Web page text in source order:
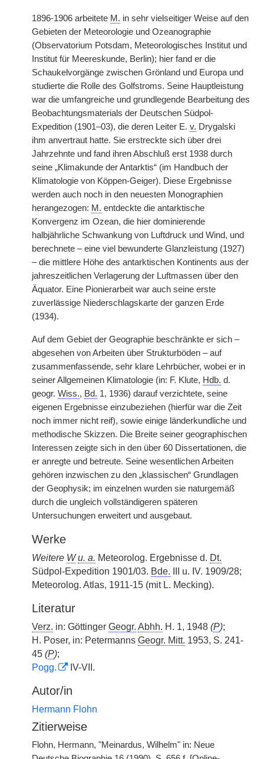
1896-1906 arbeitete M. in sehr vielseitiger Weise auf den
Gebieten der Meteorologie und Ozeanographie
(Observatorium Potsdam, Meteorologisches Institut und
Institut für Meereskunde, Berlin); hier fand er die
Schaukelvorgänge zwischen Grönland und Europa und
studierte die Rolle des Golfstroms. Seine Hauptleistung
war die umfangreiche und grundlegende Bearbeitung des
Beobachtungsmaterials der Deutschen Südpol-
Expedition (1901–03), die deren Leiter E. v. Drygalski
ihm anvertraut hatte. Sie erstreckte sich über drei
Jahrzehnte und fand ihren Abschluß erst 1938 durch
seine „Klimakunde der Antarktis“ (im Handbuch der
Klimatologie von Köppen-Geiger). Diese Ergebnisse
werden auch noch in den neuesten Monographien
herangezogen: M. entdeckte die antarktische
Konvergenz im Ozean, die hier dominierende
halbjährliche Schwankung von Luftdruck und Wind, und
berechnete – eine viel bewunderte Glanzleistung (1927)
– die mittlere Höhe des antarktischen Kontinents aus der
jahreszeitlichen Verlagerung der Luftmassen über den
Äquator. Eine Pionierarbeit war auch seine erste
zuverlässige Niederschlagskarte der ganzen Erde
(1934).
Auf dem Gebiet der Geographie beschränkte er sich –
abgesehen von Arbeiten über Strukturböden – auf
zusammenfassende, sehr klare Lehrbücher, wobei er in
seiner Allgemeinen Klimatologie (in: F. Klute, Hdb. d.
geogr. Wiss., Bd. 1, 1936) darauf verzichtete, seine
eigenen Ergebnisse einzubeziehen (hierfür war die Zeit
noch immer nicht reif), sowie einige länderkundliche und
methodische Skizzen. Die Breite seiner geographischen
Interessen zeigte sich in den über 60 Dissertationen, die
er anregte und betreute. Seine wesentlichen Arbeiten
gehören inzwischen zu den „klassischen“ Grundlagen
der Geophysik; im einzelnen wurden sie naturgemäß
durch die ungleich vollständigeren späteren
Untersuchungen erweitert und ausgebaut.
Werke
Weitere W u. a. Meteorolog. Ergebnisse d. Dt.
Südpol-Expedition 1901/03. Bde. III u. IV. 1909/28;
Meteorolog. Atlas, 1911-15 (mit L. Mecking).
Literatur
Verz. in: Göttinger Geogr. Abhh. H. 1, 1948 (P);
H. Poser, in: Petermanns Geogr. Mitt. 1953, S. 241-
45 (P);
Pogg.
IV-VII.
Autor/in
Hermann Flohn
Zitierweise
Flohn, Hermann, "Meinardus, Wilhelm" in: Neue